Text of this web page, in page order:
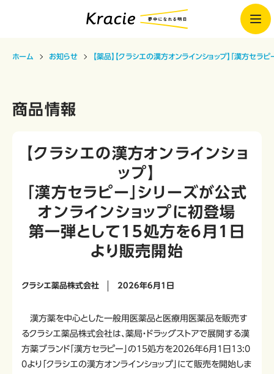
ホーム お知らせ 【薬品】【クラシエの漢方オンラインショップ】「漢方セ
商品情報
【クラシエの漢方オンラインショ
ップ】
「漢方セラピー」シリーズが公式
オンラインショップに初登場
第一弾として15処方を6月1日
より販売開始
クラシエ薬品株式会社 2026年6月1日
漢方薬を中心とした一般用医薬品と医療用医薬品を販売す
るクラシエ薬品株式会社は、薬局・ドラッグストアで展開する漢
方薬ブランド「漢方セラピー」の15処方を2026年6月1日13:0
0より「クラシエの漢方オンラインショップ」にて販売を開始しま